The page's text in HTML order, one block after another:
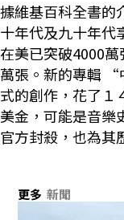
據維基百科全書的
十年代及九十年代
在美已突破4000
萬張。新的專輯
式的創作，花了１
美金，可能是音樂
官方封殺，也為其
更多 新聞